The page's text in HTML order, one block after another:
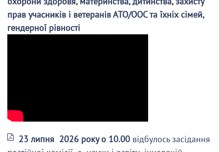
прав учасників і ветеранів АТО/ООС та їхніх сімей,
гендерної рівності
23 липня 2026 року о 10.00 відбулось засідання